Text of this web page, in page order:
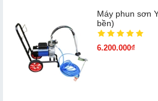
Máy phun sơn
bền)
6.200.000₫